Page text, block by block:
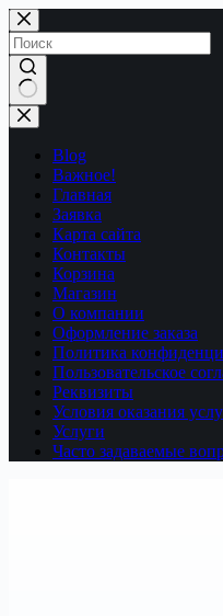
Перейти
к
сути
Ничего
не
найденоBlog
Важное!
Главная
Заявка
Карта сайта
Контакты
Корзина
Магазин
О компании
Оформление заказа
Политика
Пользовательское
Реквизиты
Условия оказания
Услуги
Часто задаваемые